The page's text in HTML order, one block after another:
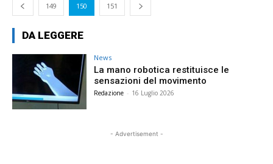
149 150 151
DA LEGGERE
News
La mano robotica restituisce le
sensazioni del movimento
Redazione - 16 Luglio 2026
- Advertisement -